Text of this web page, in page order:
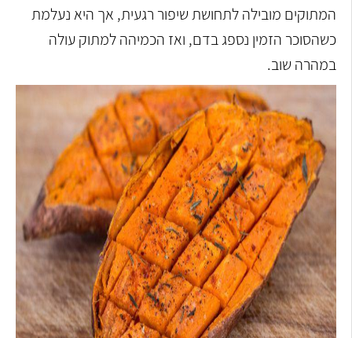
המתוקים מובילה לתחושת שיפור רגעית, אך היא נעלמת
כשהסוכר הזמין נספג בדם, ואז הכמיהה למתוק עולה
במהרה שוב.